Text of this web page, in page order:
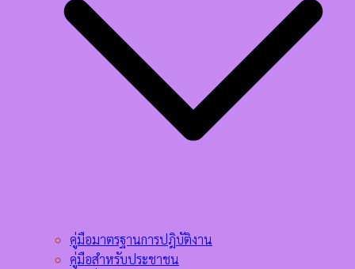
คู่มือมาตรฐานการปฎิบัติงาน
คู่มือสำหรับประชาชน